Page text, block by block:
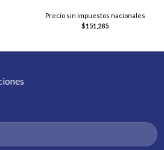
Precio sin impuestos nacionales
$151,285